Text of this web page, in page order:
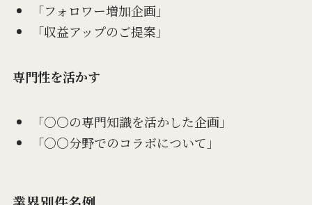
「フォロワー増加企画」
「収益アップのご提案」
専門性を活かす
「○○の専門知識を活かした企画」
「○○分野でのコラボについて」